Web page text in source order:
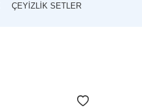
ÇEYIZLIK SETLER